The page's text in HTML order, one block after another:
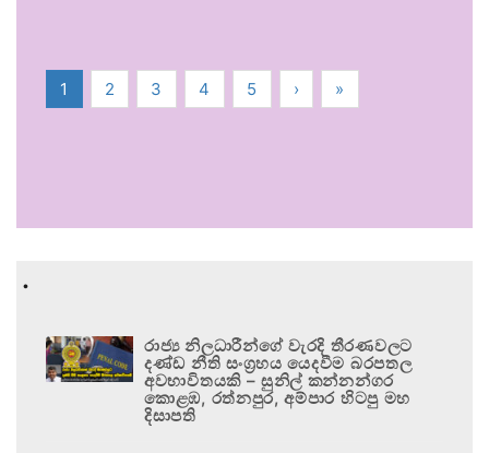
1 2 3 4 5 › »
.
රාජ්‍ය නිලධාරීන්ගේ වැරදි තීරණවලට
දණ්ඩ නීති සංග්‍රහය යෙදවීම බරපතල
අවභාවිතයකි – සුනිල් කන්නන්ගර
කොළඹ, රත්නපුර, අම්පාර හිටපු මහ
දිසාපති